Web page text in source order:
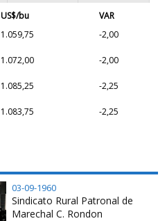
US$/bu
VAR
1.059,75 -2,00
1.072,00 -2,00
1.085,25 -2,25
1.083,75 -2,25
03-09-1960
Sindicato Rural Patronal de
Marechal C. Rondon